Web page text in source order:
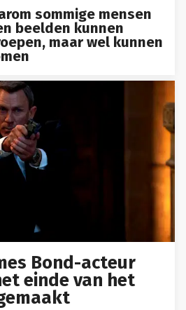
sommige mensen
beelden kunnen
maar wel kunnen
Bond-acteur
einde van het